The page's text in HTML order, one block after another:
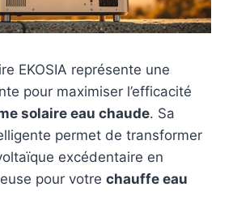
EKOSIA représente une
pour maximiser l’efficacité
solaire eau chaude. Sa
permet de transformer
excédentaire en
pour votre chauffe eau